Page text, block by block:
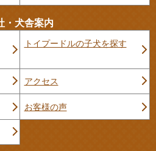
・犬舎案内
トイプードルの子犬を探す
アクセス
お客様の声